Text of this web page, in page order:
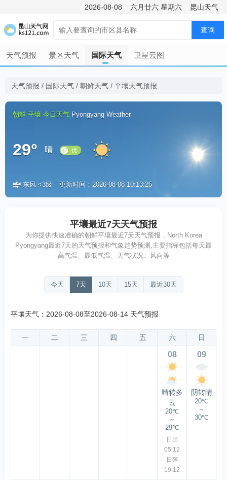
2026-08-08 六月廿六 星期六 昆山天气
查询
天气预报 景区天气 国际天气 卫星云图
天气预报 / 国际天气 / 朝鲜天气 / 平壤天气预报
朝鲜 平壤 今日天气 Pyongyang Weather
29° 晴
优
东风 <3级 更新时间：2026-08-08 10:13:25
平壤最近7天天气预报
为你提供快速准确的朝鲜平壤最近7天天气预报，North Korea
Pyongyang最近7天的天气预报和气象趋势预测,主要指标包括每天最
高气温、最低气温、天气状况、风向等
今天 7天 10天 15天 最近30天
平壤天气：2026-08-08至2026-08-14 天气预报
一 二 三 四 五 六 日
08
晴转多
云
20℃
～
29℃
日出
05:12
日落
19:12
09
阴转晴
20℃
～
30℃